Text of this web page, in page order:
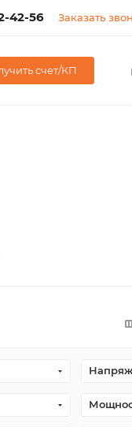
42-56 Заказать
счет/КП